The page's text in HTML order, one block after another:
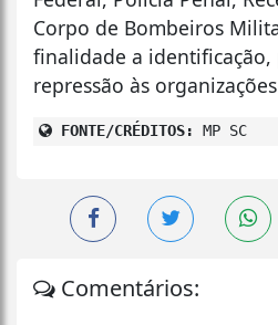
Corpo de Bombeiros
finalidade a identificação,
repressão às
FONTE/CRÉDITOS: MP SC
Comentários: